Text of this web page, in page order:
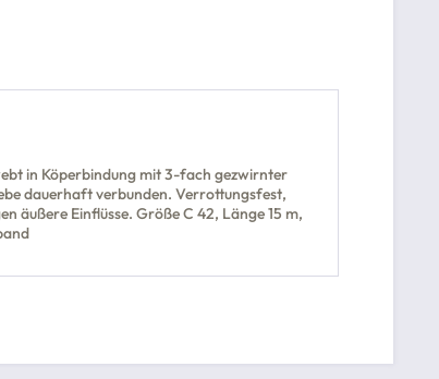
in Köperbindung mit 3-fach gezwirnter
dauerhaft verbunden. Verrottungsfest,
Einflüsse. Größe C 42, Länge 15 m,